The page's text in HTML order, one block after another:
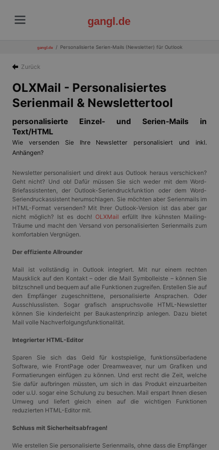
gangl.de
gangl.de Personalisierte Serien-Mails (Newsletter) für Outlook
Zurück
OLXMail - Personalisiertes
Serienmail & Newslettertool
personalisierte Einzel- und Serien-Mails in
Text/HTML
Wie versenden Sie Ihre Newsletter personalisiert und inkl.
Anhängen?
Newsletter personalisiert und direkt aus Outlook heraus verschicken?
Geht nicht? Und ob! Dafür müssen Sie sich weder mit dem Word-
Briefassistenten, der Outlook-Seriendruckfunktion oder dem Word-
Seriendruckassistent herumschlagen. Sie möchten aber Serienmails im
HTML-Format versenden? Mit Ihrer Outlook-Version ist das aber gar
nicht möglich? Ist es doch!OLXMail erfüllt Ihre kühnsten Mailing-
Träume und macht den Versand von personalisierten Serienmails zum
komfortablen Vergnügen.
Der effiziente Allrounder
Mail ist vollständig in Outlook integriert. Mit nur einem rechten
Mausklick auf den Kontakt – oder die Mail Symbolleiste – können Sie
blitzschnell und bequem auf alle Funktionen zugreifen. Erstellen Sie auf
den Empfänger zugeschnittene, personalisierte Ansprachen. Oder
Ausschlusslisten. Sogar grafisch anspruchsvolle HTML-Newsletter
können Sie kinderleicht per Baukastenprinzip anlegen. Dazu bietet
Mail volle Nachverfolgungsfunktionalität.
Integrierter HTML-Editor
Sparen Sie sich das Geld für kostspielige, funktionsüberladene
Software, wie FrontPage oder Dreamweaver, nur um Grafiken und
Formatierungen einfügen zu können. Und erst recht die Zeit, welche
Sie dafür aufbringen müssten, um sich in das Produkt einzuarbeiten
oder u.U. sogar eine Schulung zu besuchen. Mail erspart Ihnen diesen
Umweg und liefert gleich einen auf die wichtigen Funktionen
reduzierten HTML-Editor mit.
Schluss mit Sicherheitsabfragen!
Wie erstellen Sie personalisierte Serienmails, ohne dass die Empfänger